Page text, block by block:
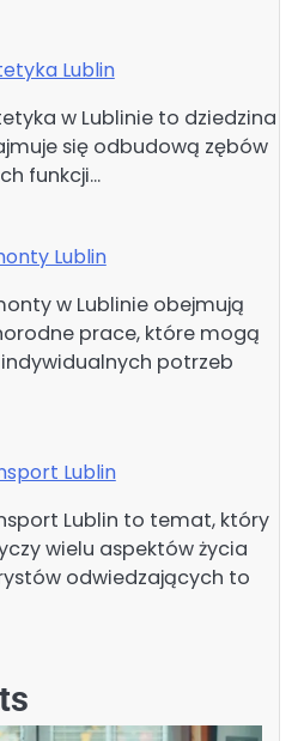
Lublin
w Lublinie to dziedzina
się odbudową zębów
funkcji…
Lublin
w Lublinie obejmują
prace, które mogą
potrzeb
Lublin
Lublin to temat, który
wielu aspektów życia
odwiedzających to